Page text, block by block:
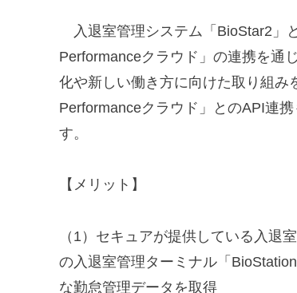
入退室管理システム「BioStar2」
Performanceクラウド」の連携を通
化や新しい働き方に向けた取り組み
Performanceクラウド」とのAPI連
す。
【メリット】
（1）セキュアが提供している入退
の入退室管理ターミナル「
な勤怠管理データを取得